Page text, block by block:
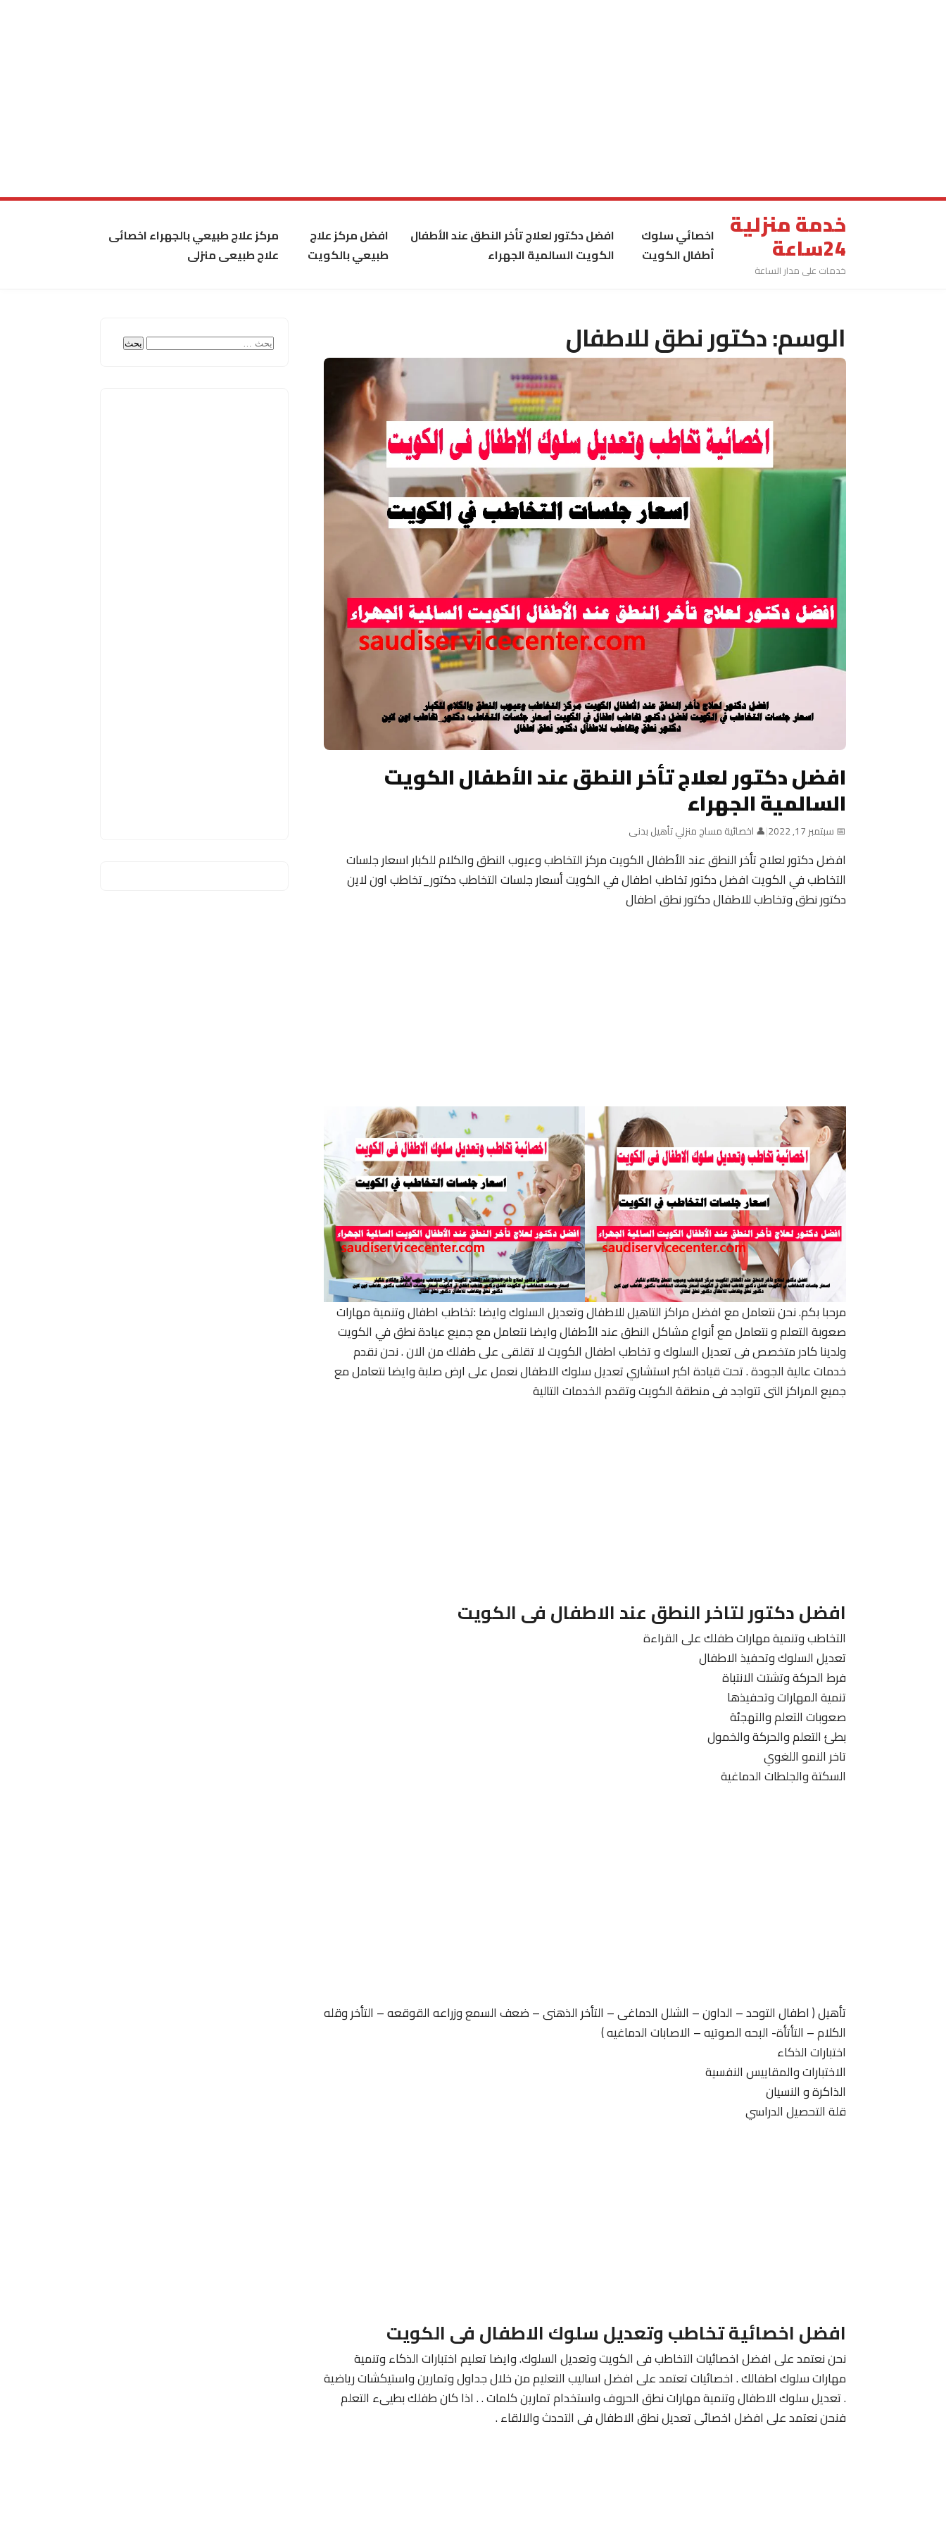
خدمة منزلية
24ساعة
خدمات على مدار الساعة
اخصائي سلوك
أطفال الكويت
افضل دكتور لعلاج تأخر النطق عند الأطفال
الكويت السالمية الجهراء
افضل مركز علاج
طبيعي بالكويت
مركز علاج طبيعي بالجهراء اخصائى
علاج طبيعى منزلى
الوسم:دكتور نطق للاطفال
افضل دكتور لعلاج تأخر النطق عند الأطفال الكويت
السالمية الجهراء
📅 سبتمبر 17, 2022 |👤 اخصائية مساج منزلي تأهيل بدنى
افضل دكتور لعلاج تأخر النطق عند الأطفال الكويت مركز التخاطب وعيوب النطق والكلام للكبار اسعار جلسات
التخاطب في الكويت افضل دكتور تخاطب اطفال في الكويت أسعار جلسات التخاطب دكتور_تخاطب اون لاين
دكتور نطق وتخاطب للاطفال دكتور نطق اطفال
مرحبا بكم. نحن نتعامل مع افضل مراكز التاهيل للاطفال وتعديل السلوك وايضا :تخاطب اطفال وتنمية مهارات
صعوبة التعلم و نتعامل مع أنواع مشاكل النطق عند الأطفال وايضا نتعامل مع جميع عيادة نطق في الكويت
ولدينا كادر متخصص فى تعديل السلوك و تخاطب اطفال الكويت لا تقلقى على طفلك من الان . نحن نقدم
خدمات عالية الجودة . تحت قيادة اكبر استشاري تعديل سلوك الاطفال نعمل على ارض صلبة وايضا نتعامل مع
جميع المراكز التى تتواجد فى منطقة الكويت وتقدم الخدمات التالية
افضل دكتور لتاخر النطق عند الاطفال فى الكويت
التخاطب وتنمية مهارات طفلك على القراءة
تعديل السلوك وتحفيذ الاطفال
فرط الحركة وتشتت الانتباة
تنمية المهارات وتحفيذها
صعوبات التعلم والتهجئة
بطئ التعلم والحركة والخمول
تاخر النمو اللغوي
السكتة والجلطات الدماغية
تأهيل ( اطفال التوحد – الداون – الشلل الدماغى – التأخر الذهنى – ضعف السمع وزراعه القوقعه – التأخر وقله
الكلام – التأتأة- البحه الصوتيه – الاصابات الدماغيه )
اختبارات الذكاء
الاختبارات والمقاييس النفسية
الذاكرة و النسيان
قلة التحصيل الدراسي
افضل اخصائية تخاطب وتعديل سلوك الاطفال فى الكويت
نحن نعتمد على افضل اخصائيات التخاطب فى الكويت وتعديل السلوك. وايضا تعليم اختبارات الذكاء وتنمية
مهارات سلوك اطفالك . اخصائيات تعتمد على افضل اساليب التعليم من خلال جداول وتمارين واستيكشات رياضية
. تعديل سلوك الاطفال وتنمية مهارات نطق الحروف واستخدام تمارين كلمات . . اذا كان طفلك بطيىء التعلم
فنحن نعتمد على افضل اخصائى تعديل نطق الاطفال فى التحدث والالقاء .
البحث